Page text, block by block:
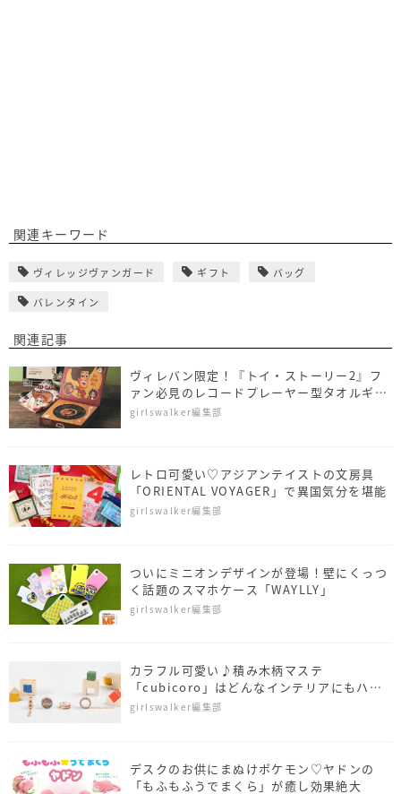
関連キーワード
ヴィレッジヴァンガード ギフト バッグ
バレンタイン
関連記事
ヴィレバン限定！『トイ・ストーリー2』フ
ァン必見のレコードプレーヤー型タオルギフ
トがお目見え
girlswalker編集部
レトロ可愛い♡アジアンテイストの文房具
「ORIENTAL VOYAGER」で異国気分を堪能
girlswalker編集部
ついにミニオンデザインが登場！壁にくっつ
く話題のスマホケース「WAYLLY」
girlswalker編集部
カラフル可愛い♪積み木柄マステ
「cubicoro」はどんなインテリアにもハマ
る
girlswalker編集部
デスクのお供にまぬけポケモン♡ヤドンの
「もふもふうでまくら」が癒し効果絶大